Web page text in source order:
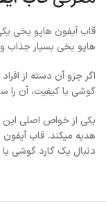
قاب آیفون هاپو‌ یخی
هاپو‌ یخی بسیار جذاب
اگر جزو آن دسته از
گوشی با کیفیت، آن را
یکی از خواص اصلی
هدیه میکند. قاب
دنبال یک گارد گوشی با